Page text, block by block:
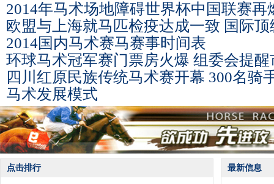
2014年马术场地障碍世界杯中国联赛再
欧盟与上海就马匹检疫达成一致 国际
2014国内马术赛马赛事时间表
环球马术冠军赛门票房火爆 组委会提
四川红原民族传统马术赛开幕 300名骑
马术发展模式
点击排行 最新信息